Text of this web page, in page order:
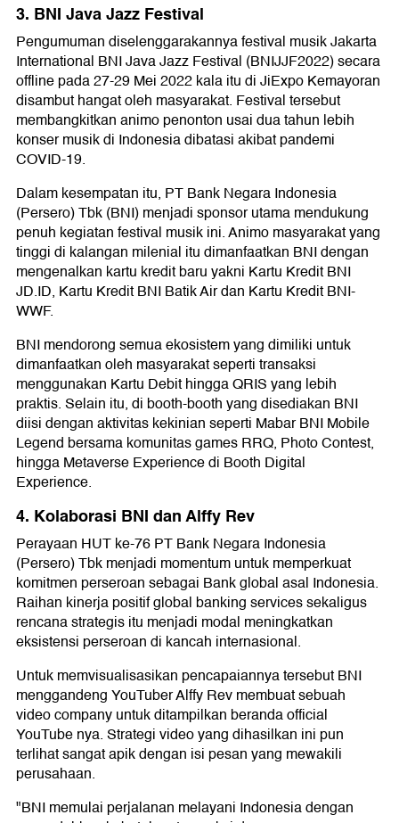
3. BNI Java Jazz Festival
Pengumuman diselenggarakannya festival musik Jakarta
International BNI Java Jazz Festival (BNIJJF2022) secara
offline pada 27-29 Mei 2022 kala itu di JiExpo Kemayoran
disambut hangat oleh masyarakat. Festival tersebut
membangkitkan animo penonton usai dua tahun lebih
konser musik di Indonesia dibatasi akibat pandemi
COVID-19.
Dalam kesempatan itu, PT Bank Negara Indonesia
(Persero) Tbk (BNI) menjadi sponsor utama mendukung
penuh kegiatan festival musik ini. Animo masyarakat yang
tinggi di kalangan milenial itu dimanfaatkan BNI dengan
mengenalkan kartu kredit baru yakni Kartu Kredit BNI
JD.ID, Kartu Kredit BNI Batik Air dan Kartu Kredit BNI-
WWF.
BNI mendorong semua ekosistem yang dimiliki untuk
dimanfaatkan oleh masyarakat seperti transaksi
menggunakan Kartu Debit hingga QRIS yang lebih
praktis. Selain itu, di booth-booth yang disediakan BNI
diisi dengan aktivitas kekinian seperti Mabar BNI Mobile
Legend bersama komunitas games RRQ, Photo Contest,
hingga Metaverse Experience di Booth Digital
Experience.
4. Kolaborasi BNI dan Alffy Rev
Perayaan HUT ke-76 PT Bank Negara Indonesia
(Persero) Tbk menjadi momentum untuk memperkuat
komitmen perseroan sebagai Bank global asal Indonesia.
Raihan kinerja positif global banking services sekaligus
rencana strategis itu menjadi modal meningkatkan
eksistensi perseroan di kancah internasional.
Untuk memvisualisasikan pencapaiannya tersebut BNI
menggandeng YouTuber Alffy Rev membuat sebuah
video company untuk ditampilkan beranda official
YouTube nya. Strategi video yang dihasilkan ini pun
terlihat sangat apik dengan isi pesan yang mewakili
perusahaan.
"BNI memulai perjalanan melayani Indonesia dengan